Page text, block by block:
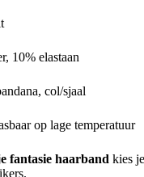
10% elastaan
col/sjaal
op lage temperatuur
fantasie haarband kies